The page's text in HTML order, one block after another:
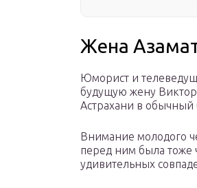
Жена
Юморист и
будущую жену
Астрахани в обычный
Внимание молодого
перед ним была тоже
удивительных